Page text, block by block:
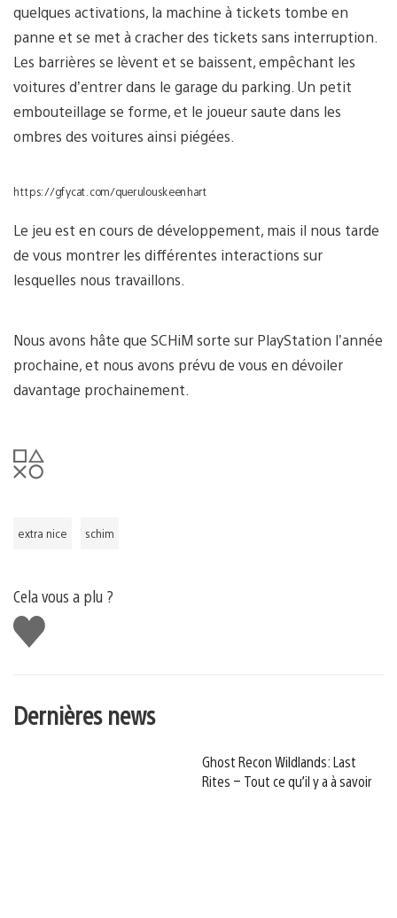
quelques activations, la machine à tickets tombe en
panne et se met à cracher des tickets sans interruption.
Les barrières se lèvent et se baissent, empêchant les
voitures d’entrer dans le garage du parking. Un petit
embouteillage se forme, et le joueur saute dans les
ombres des voitures ainsi piégées.
https://gfycat.com/querulouskeenhart
Le jeu est en cours de développement, mais il nous tarde
de vous montrer les différentes interactions sur
lesquelles nous travaillons.
Nous avons hâte que SCHiM sorte sur PlayStation l’année
prochaine, et nous avons prévu de vous en dévoiler
davantage prochainement.
extra nice schim
Cela vous a plu ?
J'aime
Dernières news
Ghost Recon Wildlands: Last
Rites – Tout ce qu’il y a à savoir